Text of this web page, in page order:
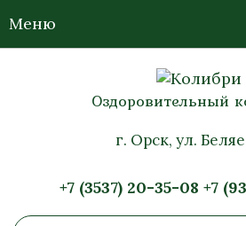
Оздоровительный
г. Орск, ул.
+7 (3537) 20-35-08 +7
Меню